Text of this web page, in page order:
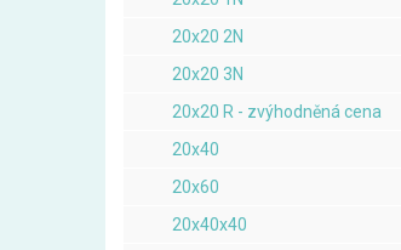
20x20 2N
20x20 3N
20x20 R - zvýhodněná cena
20x40
20x60
20x40x40